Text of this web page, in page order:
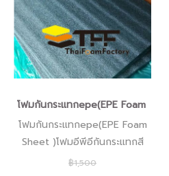
โฟมกันกระแทกepe(EPE Foam
โฟมกันกระแทกepe(EPE Foam
Sheet )โฟมอีพีอีกันกระแทกสี
ดำหนา5ซม.ราคา1250บาท
฿1,500